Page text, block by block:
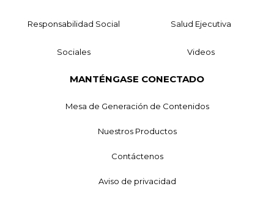
Responsabilidad Social Salud Ejecutiva
Sociales Videos
MANTÉNGASE CONECTADO
Mesa de Generación de Contenidos
Nuestros Productos
Contáctenos
Aviso de privacidad